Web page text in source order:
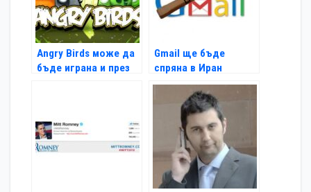
Angry Birds може да
бъде играна и през
Gmail ще бъде
спряна в Иран